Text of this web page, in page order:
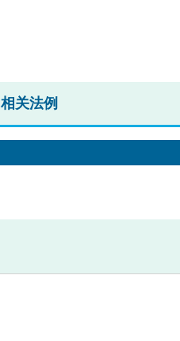
相关法例